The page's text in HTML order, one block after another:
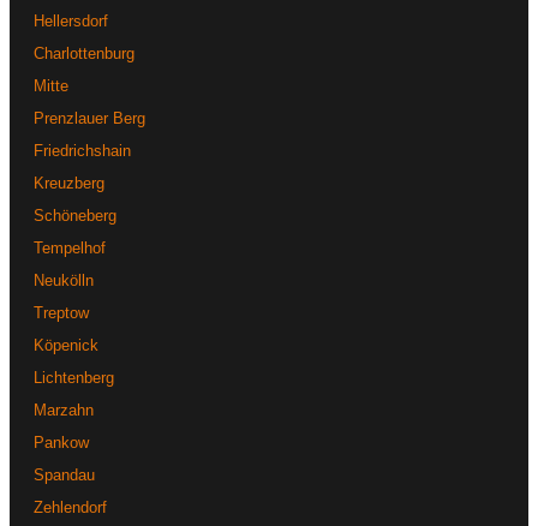
Hellersdorf
Charlottenburg
Mitte
Prenzlauer Berg
Friedrichshain
Kreuzberg
Schöneberg
Tempelhof
Neukölln
Treptow
Köpenick
Lichtenberg
Marzahn
Pankow
Spandau
Zehlendorf